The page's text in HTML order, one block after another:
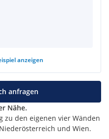
anzeigen
Nähe.
zu den eigenen vier Wänden
und Wien.
anfragen